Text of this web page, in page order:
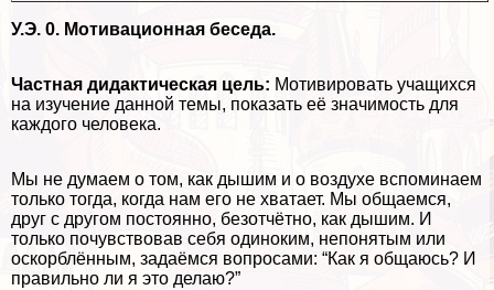
У.Э. 0. Мотивационная беседа.
Частная дидактическая цель: Мотивировать учащихся
на изучение данной темы, показать её значимость для
каждого человека.
Мы не думаем о том, как дышим и о воздухе вспоминаем
только тогда, когда нам его не хватает. Мы общаемся,
друг с другом постоянно, безотчётно, как дышим. И
только почувствовав себя одиноким, непонятым или
оскорблённым, задаёмся вопросами: “Как я общаюсь? И
правильно ли я это делаю?”